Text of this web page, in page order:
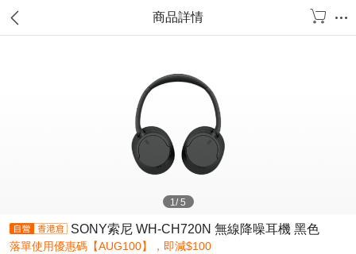
商品詳情
1/5
SONY索尼 WH-CH720N 無線降噪耳機 黑色
落單使用優惠碼【AUG100】，即減$100